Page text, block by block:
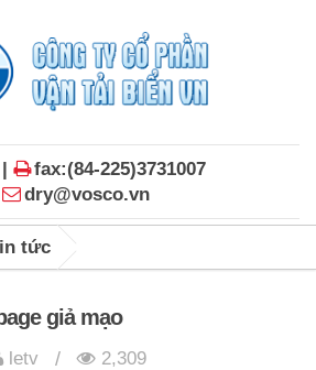
fax:(84-225)3731007
dry@vosco.vn
tức
giả mạo
letv /
2,309